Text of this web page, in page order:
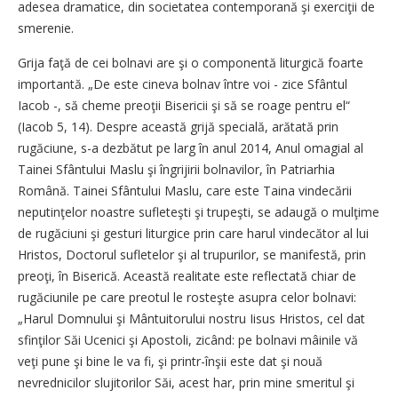
adesea dramatice, din societatea contemporană şi exerciţii de
smerenie.
Grija faţă de cei bolnavi are şi o componentă liturgică foarte
importantă. „De este cineva bolnav între voi - zice Sfântul
Iacob -, să cheme preoţii Bisericii şi să se roage pentru el“
(Iacob 5, 14). Despre această grijă specială, arătată prin
rugăciune, s-a dezbătut pe larg în anul 2014, Anul omagial al
Tainei Sfântului Maslu şi îngrijirii bolnavilor, în Patriarhia
Română. Tainei Sfântului Maslu, care este Taina vindecării
neputinţelor noastre sufleteşti şi trupeşti, se adaugă o mulţime
de rugăciuni şi gesturi liturgice prin care harul vindecător al lui
Hristos, Doctorul sufletelor şi al trupurilor, se manifestă, prin
preoţi, în Biserică. Această realitate este reflectată chiar de
rugăciunile pe care preotul le rosteşte asupra celor bolnavi:
„Harul Domnului şi Mântuitorului nostru Iisus Hristos, cel dat
sfinţilor Săi Ucenici şi Apostoli, zicând: pe bolnavi mâinile vă
veţi pune şi bine le va fi, şi printr-înşii este dat şi nouă
nevrednicilor slujitorilor Săi, acest har, prin mine smeritul şi